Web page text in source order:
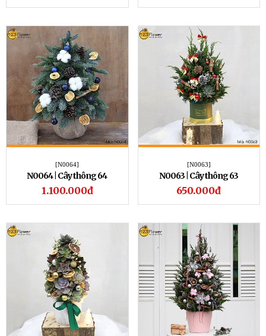
[N0064]
N0064 | Cây thông 64
1.100.000đ
[N0063]
N0063 | Cây thông 63
650.000đ